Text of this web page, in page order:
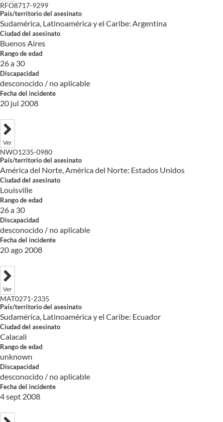
RFO8717-9299
País/territorio del asesinato
Sudamérica, Latinoamérica y el Caribe: Argentina
Ciudad del asesinato
Buenos Aires
Rango de edad
26 a 30
Discapacidad
desconocido / no aplicable
Fecha del incidente
20 jul 2008
Ver
NWO1235-0980
País/territorio del asesinato
América del Norte, América del Norte: Estados Unidos
Ciudad del asesinato
Louisville
Rango de edad
26 a 30
Discapacidad
desconocido / no aplicable
Fecha del incidente
20 ago 2008
Ver
MAT0271-2335
País/territorio del asesinato
Sudamérica, Latinoamérica y el Caribe: Ecuador
Ciudad del asesinato
Calacali
Rango de edad
unknown
Discapacidad
desconocido / no aplicable
Fecha del incidente
4 sept 2008